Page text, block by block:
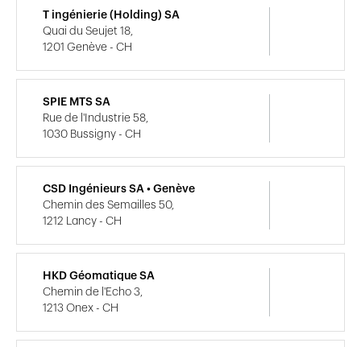
T ingénierie (Holding) SA
Quai du Seujet 18,
1201 Genève - CH
SPIE MTS SA
Rue de l'Industrie 58,
1030 Bussigny - CH
CSD Ingénieurs SA • Genève
Chemin des Semailles 50,
1212 Lancy - CH
HKD Géomatique SA
Chemin de l'Echo 3,
1213 Onex - CH